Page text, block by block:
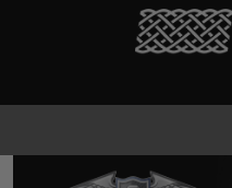
INTENSIF